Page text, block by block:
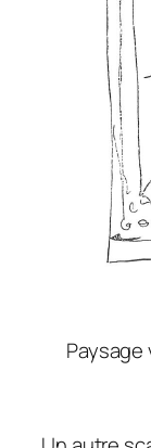
Paysage